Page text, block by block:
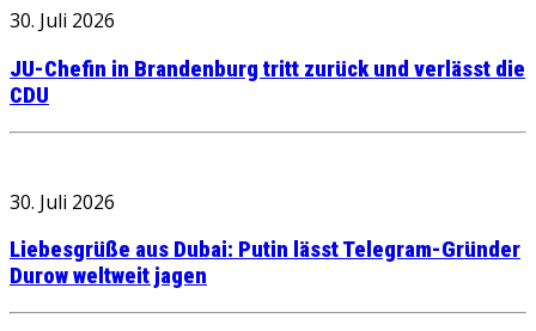
30. Juli 2026
JU-Chefin in Brandenburg tritt zurück und verlässt die
CDU
30. Juli 2026
Liebesgrüße aus Dubai: Putin lässt Telegram-Gründer
Durow weltweit jagen